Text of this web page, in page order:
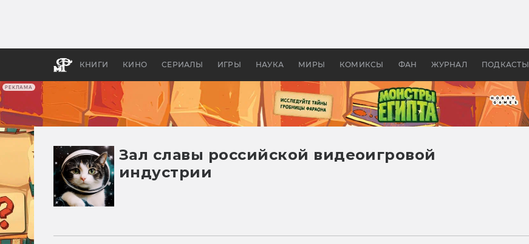
РЕКЛАМА
КНИГИ КИНО СЕРИАЛЫ ИГРЫ НАУКА МИРЫ КОМИКСЫ ФАН ЖУРНАЛ ПОДКАСТЫ
бы «Властелина колец»
Древней Грецией
Зал славы российской видеоигровой
индустрии